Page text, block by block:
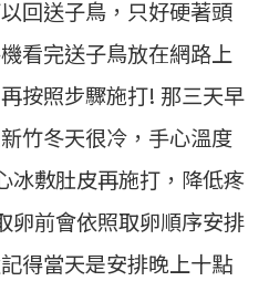
回送子鳥，只好硬著頭
看完送子鳥放在網路上
按照步驟施打! 那三天早
竹冬天很冷，手心溫度
冰敷肚皮再施打，降低疼
卵前會依照取卵順序安排
得當天是安排晚上十點